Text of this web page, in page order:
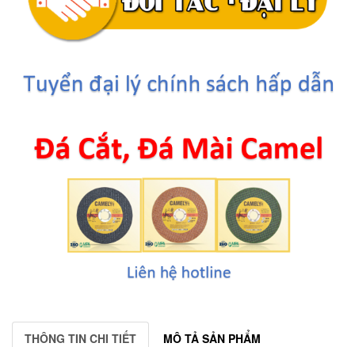
THÔNG TIN CHI TIẾT MÔ TẢ SẢN PHẨM